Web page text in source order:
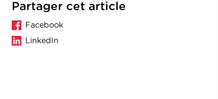
Partager cet article
Facebook
LinkedIn